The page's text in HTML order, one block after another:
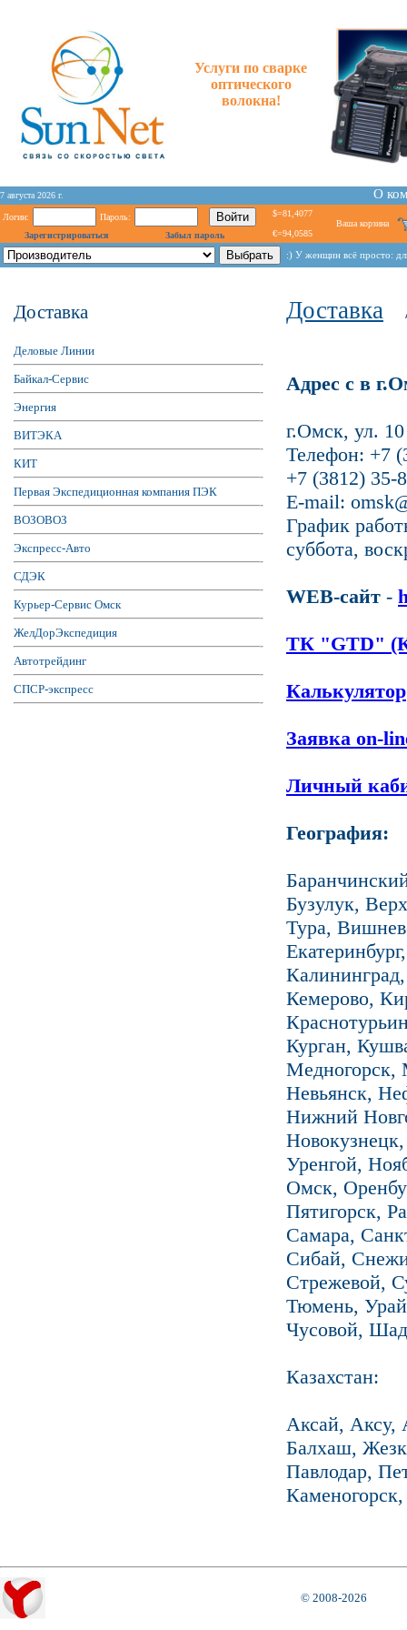
Услуги по сварке
оптического
волокна!
7 августа 2026 г. О
Логин:
Пароль:
Зарегистрироваться
Забыл пароль
$=81,4077
€=94,0585
Ваша корзина
:) У женщин всё просто:
Доставка
Деловые Линии
Байкал-Сервис
Энергия
ВИТЭКА
КИТ
Первая Экспедиционная компания ПЭК
ВОЗОВОЗ
Экспресс-Авто
СДЭК
Курьер-Сервис Омск
ЖелДорЭкспедиция
Автотрейдинг
СПСР-экспресс
Доставка
Адрес с в
г.Омск, ул.
Телефон: +7
+7 (3812) 35-
E-mail:
График
суббота,
WEB-сайт -
ТК "GTD"
Калькулятор
Заявка on-
Личный
География:
Бузулук,
Тура,
Кемерово,
Курган,
Невьянск,
Нижний
Уренгой,
Омск,
Пятигорск,
Самара,
Сибай,
Стрежевой,
Тюмень,
Чусовой,
Казахстан:
Аксай, Аксу,
Балхаш,
Павлодар,
© 2008-2026